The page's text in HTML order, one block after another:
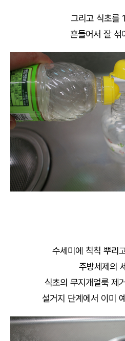
그리고 식초를
흔들어서 잘 섞
수세미에 칙칙 뿌리
주방세제의
식초의 무지개얼룩 제
설거지 단계에서 이미